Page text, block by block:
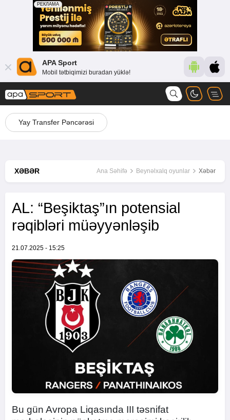
APA Sport
Mobil tətbiqimizi buradan yüklə!
Yay Transfer Pəncərəsi
XƏBƏR Ana Səhifə Beynəlxalq oyunlar Xəbər
AL: “Beşiktaş”ın potensial
rəqibləri müəyyənləşib
21.07.2025 - 15:25
Bu gün Avropa Liqasında III təsnifat